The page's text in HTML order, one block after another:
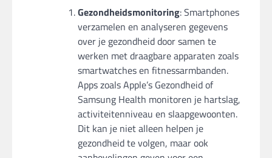
Gezondheidsmonitoring: Smartphones
verzamelen en analyseren gegevens
over je gezondheid door samen te
werken met draagbare apparaten zoals
smartwatches en fitnessarmbanden.
Apps zoals Apple’s Gezondheid of
Samsung Health monitoren je hartslag,
activiteitenniveau en slaapgewoonten.
Dit kan je niet alleen helpen je
gezondheid te volgen, maar ook